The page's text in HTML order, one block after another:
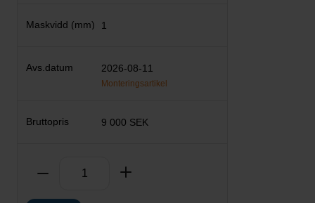
1
2026-08-11
Monteringsartikel
9 000 SEK
Ta bort